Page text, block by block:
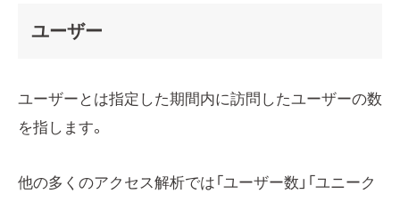
ユーザー
ユーザーとは指定した期間内に訪問したユーザーの数
を指します。
他の多くのアクセス解析では「ユーザー数」「ユニーク